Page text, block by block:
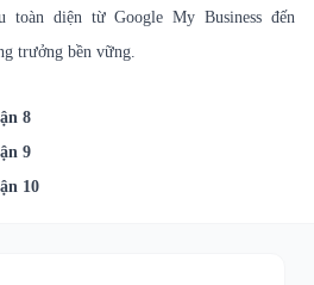
diện từ Google My Business đến
trưởng bền vững.
8
9
10